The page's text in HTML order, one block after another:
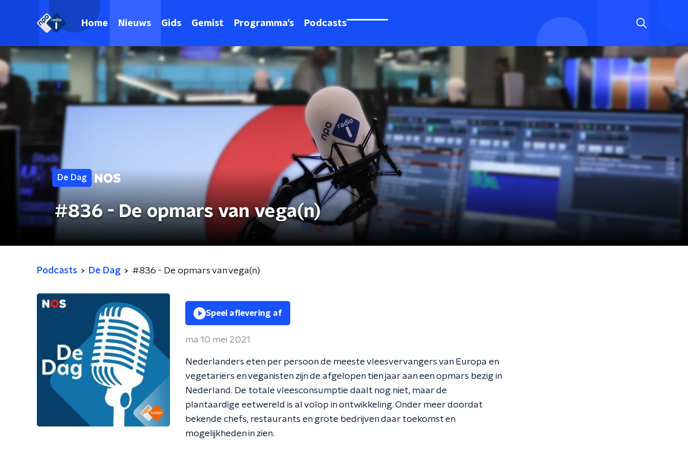
Home Nieuws Gids Gemist Programma's Podcasts
De Dag
#836 - De opmars van vega(n)
Podcasts De Dag #836 - De opmars van vega(n)
Speel aflevering af
ma 10 mei 2021
Nederlanders eten per persoon de meeste vleesvervangers van Europa en
vegetariërs en veganisten zijn de afgelopen tien jaar aan een opmars bezig in
Nederland. De totale vleesconsumptie daalt nog niet, maar de
plantaardige eetwereld is al volop in ontwikkeling. Onder meer doordat
bekende chefs, restaurants en grote bedrijven daar toekomst en
mogelijkheden in zien.